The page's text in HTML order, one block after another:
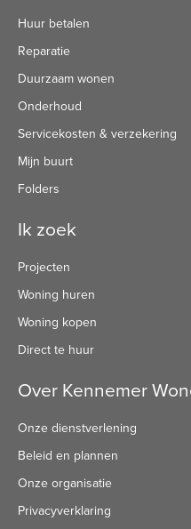
Huur betalen
Reparatie
Duurzaam wonen
Onderhoud
Servicekosten & verzekering
Mijn buurt
Folders
Ik zoek
Projecten
Woning huren
Woning kopen
Direct te huur
Over Kennemer
Onze dienstverlening
Beleid en plannen
Onze organisatie
Privacyverklaring